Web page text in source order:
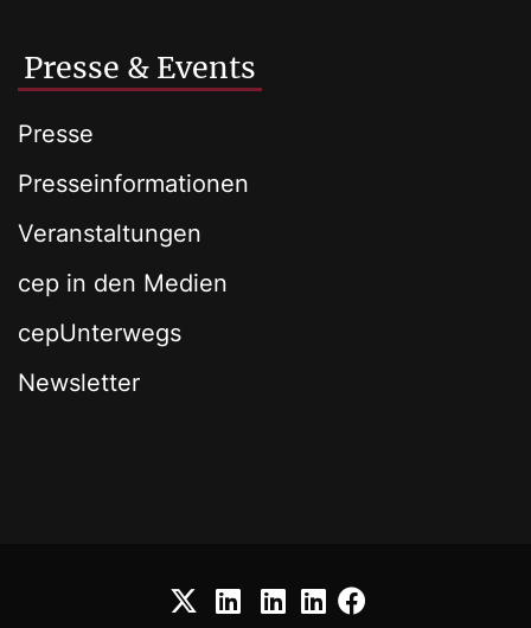
Presse & Events
Presse
Presseinformationen
Veranstaltungen
cep in den Medien
cepUnterwegs
Newsletter